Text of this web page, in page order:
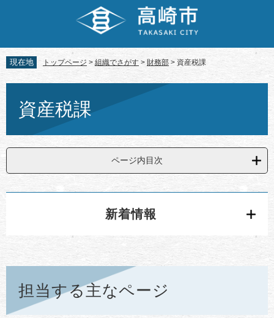
先
頭
で
を
飛
ば
文
へ
現在地 トップページ > 組織でさがす > 財務部 > 資産税課
資産税課
ページ内目次
新着情報
担当する主なページ